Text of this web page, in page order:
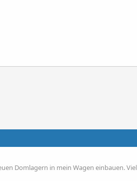
Domlagern in mein Wagen einbauen.